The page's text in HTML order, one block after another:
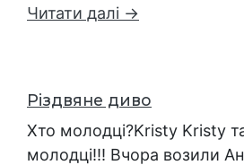
Читати далі →
Різдвяне диво
Хто молодці?Kristy Kristy
молодці!!! Вчора возили